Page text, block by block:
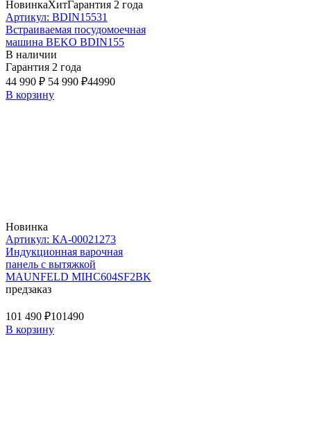
НовинкаХитГарантия 2 года
Артикул: BDIN15531
Встраиваемая посудомоечная
машина BEKO BDIN155
В наличии
Гарантия 2 года
44 990 ₽ 54 990 ₽44990
В корзину
Новинка
Артикул: КА-00021273
Индукционная варочная
панель с вытяжкой
MAUNFELD MIHC604SF2BK
предзаказ
101 490 ₽101490
В корзину